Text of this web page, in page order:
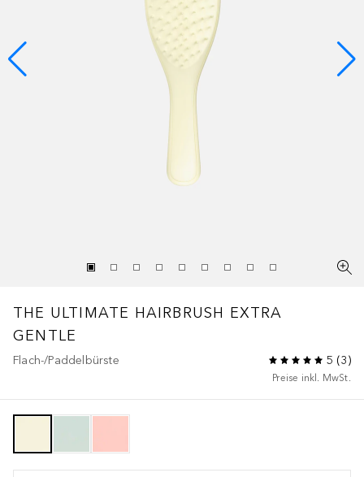
THE ULTIMATE HAIRBRUSH EXTRA
GENTLE
Flach-/Paddelbürste 5 (3)
Preise inkl. MwSt.